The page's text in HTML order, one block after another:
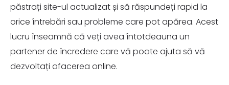
păstrați site-ul actualizat și să răspundeți rapid la
orice întrebări sau probleme care pot apărea. Acest
lucru înseamnă că veți avea întotdeauna un
partener de încredere care vă poate ajuta să vă
dezvoltați afacerea online.